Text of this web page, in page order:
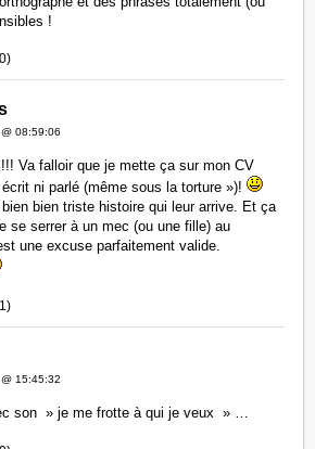
!
0)
@ 08:59:06
Va falloir que je mette ça sur mon CV
ni parlé (même sous la torture »)!
bien triste histoire qui leur arrive. Et ça
se serrer à un mec (ou une fille) au
une excuse parfaitement valide.
1)
@ 15:45:32
son » je me frotte à qui je veux » …